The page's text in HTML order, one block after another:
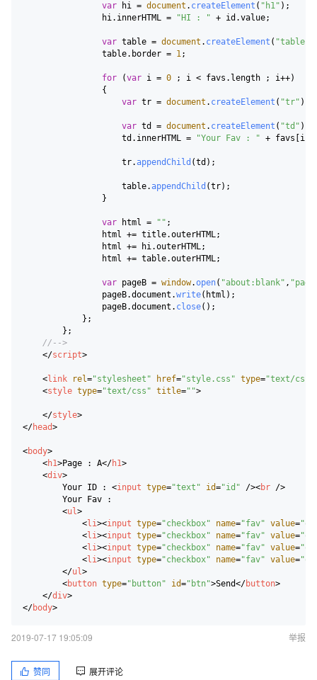
var hi = document . createElement ( "h1" );
                hi.
innerHTML = "HI : " + id.value;
var table = document . createElement ( "table"
                table.
border = 1;
for (var i = 0 ; i < favs. length ; i++)
                {
var tr = document . createElement ( "tr" );
var td = document . createElement ( "td" );
                    td.
innerHTML = "Your Fav : " + favs[i].
                    tr.
appendChild (td);
                    table.
appendChild (tr);
                }
var html = "" ;
                html += title.
outerHTML;
                html += hi.
outerHTML;
                html += table.
outerHTML;
var pageB = window.open( "about:blank" ,
                pageB.
document .write(html);
                pageB.
document . close();
            };
        };
//-->
</script>
<link rel="stylesheet" href="style.css" type="text/css"
<style type="text/css" title="">
</style>
</head>
<body>
<h1>Page : A</h1>
<div>
        Your ID :
<input type="text" id="id" /><br />
        Your Fav :
<ul>
<li><input type="checkbox" name="fav" value=
<li><input type="checkbox" name="fav" value=
<li><input type="checkbox" name="fav" value=
<li><input type="checkbox" name="fav" value=
</ul>
<button type="button" id="btn">Send</button>
</div>
</body>
2019-07-17 19:05:09 举报
赞同 展开评论